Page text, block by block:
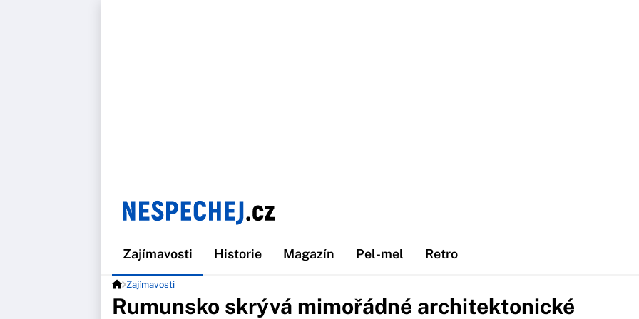
Zajímavosti Historie Magazín Pel-mel Retro
Zajímavosti
Rumunsko skrývá mimořádné architektonické